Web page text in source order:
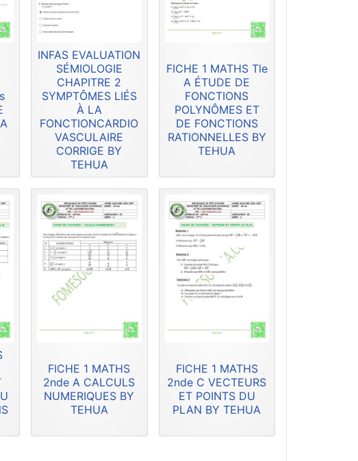
INFAS EVALUATION
SÉMIOLOGIE
CHAPITRE 2
SYMPTÔMES LIÉS
À LA
FONCTIONCARDIO
VASCULAIRE
CORRIGE BY
TEHUA
FICHE 1 MATHS Tle
A ÉTUDE DE
FONCTIONS
POLYNÔMES ET
DE FONCTIONS
RATIONNELLES BY
TEHUA
FICHE 1 MATHS
2nde A CALCULS
NUMERIQUES BY
TEHUA
FICHE 1 MATHS
2nde C VECTEURS
ET POINTS DU
PLAN BY TEHUA